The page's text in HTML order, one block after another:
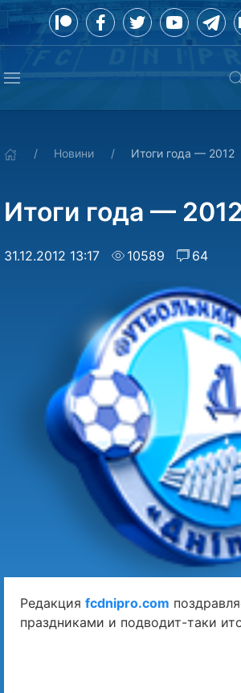
Новини Итоги года — 2012
Итоги года — 2012
31.12.2012 13:17 10589 64
Редакция fcdnipro.com
праздниками и подводит-таки